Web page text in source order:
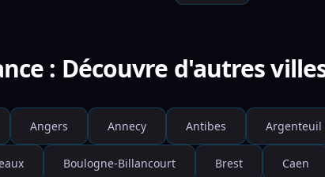
: Découvre d'autres
Angers Annecy Antibes Argenteuil
Boulogne-Billancourt Brest Caen